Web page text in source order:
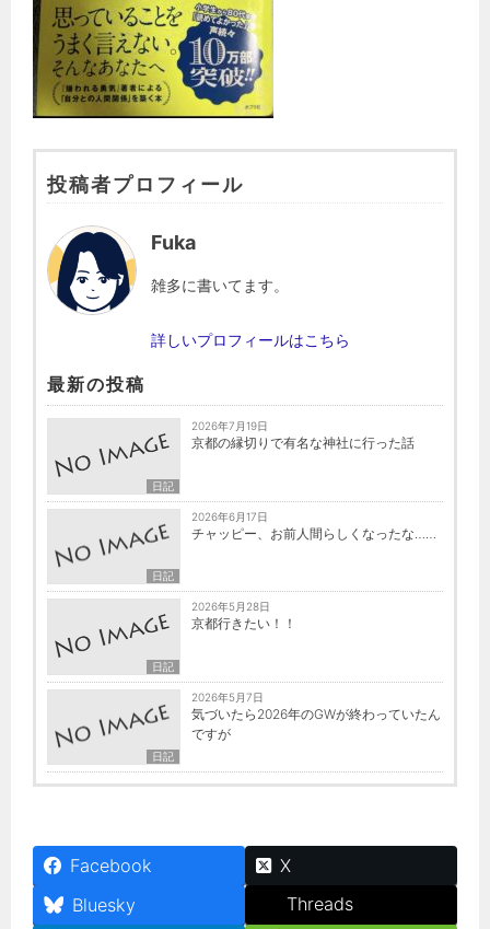
投稿者プロフィール
Fuka
雑多に書いてます。
詳しいプロフィールはこちら
最新の投稿
日記
2026年7月19日
京都の縁切りで有名な神社に行った話
日記
2026年6月17日
チャッピー、お前人間らしくなったな……
日記
2026年5月28日
京都行きたい！！
日記
2026年5月7日
気づいたら2026年のGWが終わっていたん
ですが
Facebook
X
Bluesky
Threads